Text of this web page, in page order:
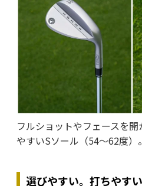
フルショットやフェースを
やすいSソール（54〜62度）。
選びやすい。打ちやす